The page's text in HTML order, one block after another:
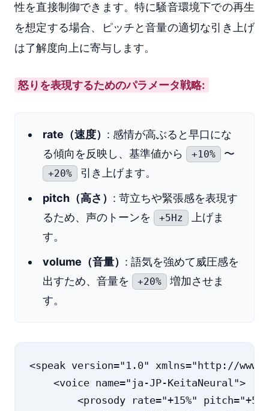
性を直接制御できます。特に騒音環境下での再生
を想定する場合、ピッチと音量の適切な引き上げ
は了解度向上に寄与します。
怒りを表現するためのパラメータ戦略:
rate（速度） : 感情が高ぶると早口にな
る傾向を反映し、基準値から
+10% 〜
+20%
引き上げます。
pitch（高さ） : 苛立ちや緊張感を表現す
るため、声のトーンを
+5Hz
上げま
す。
volume（音量） : 語気を強めて威圧感を
出すため、音量を
+20%
増加させま
す。
<speak version="1.0" xmlns="http://
    <voice name="ja-JP-KeitaNeural">
<prosody rate="+15%"